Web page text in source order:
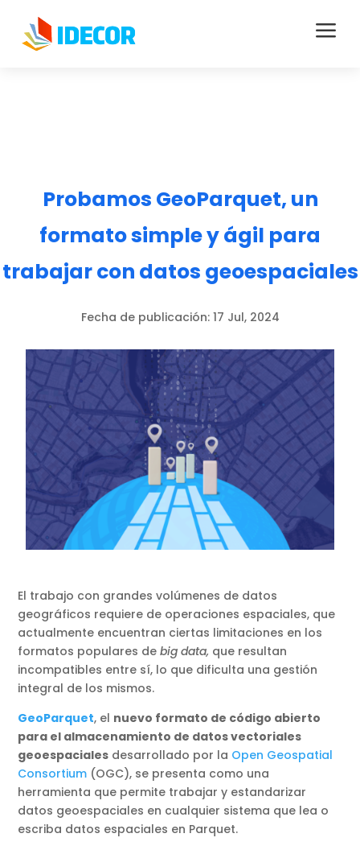
a
Probamos GeoParquet, un
formato simple y ágil para
trabajar con datos geoespaciales
Fecha de publicación: 17 Jul, 2024
El trabajo con grandes volúmenes de datos
geográficos requiere de operaciones espaciales, que
actualmente encuentran ciertas limitaciones en los
formatos populares debig data, que resultan
incompatibles entre sí, lo que dificulta una gestión
integral de los mismos.
GeoParquet, el nuevo formato de código abierto
para el almacenamiento de datos vectoriales
geoespaciales desarrollado por la Open Geospatial
Consortium (OGC), se presenta como una
herramienta que permite trabajar y estandarizar
datos geoespaciales en cualquier sistema que lea o
escriba datos espaciales en Parquet.